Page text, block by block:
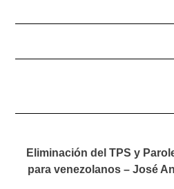
Eliminación del TPS y
para venezolanos – José